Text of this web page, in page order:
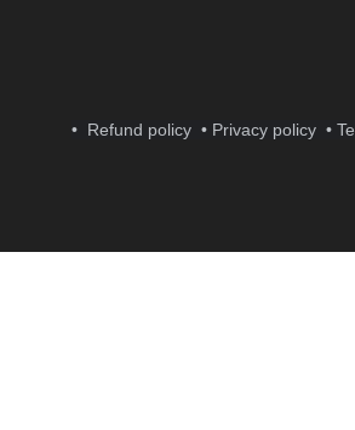
• Refund policy • Privacy policy •